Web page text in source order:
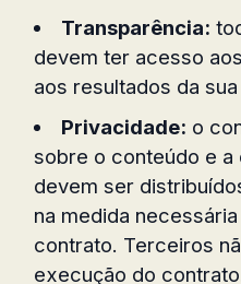
Transparência:
devem ter acesso
aos resultados da
Privacidade: o
sobre o conteúdo e
devem ser
na medida
contrato. Terceiros
execução do